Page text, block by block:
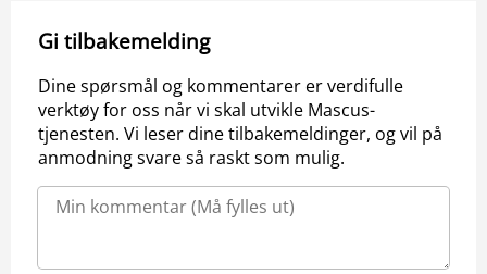
Gi tilbakemelding
Dine spørsmål og kommentarer er verdifulle
verktøy for oss når vi skal utvikle Mascus-
tjenesten. Vi leser dine tilbakemeldinger, og vil på
anmodning svare så raskt som mulig.